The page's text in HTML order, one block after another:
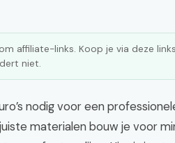
affiliate-links. Koop je via deze
niet.
nodig voor een
materialen bouw je voor